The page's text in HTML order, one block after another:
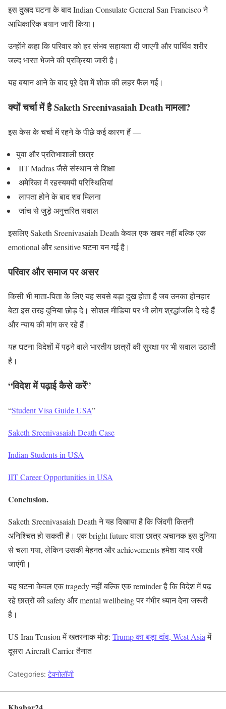
इस दुखद घटना के बाद Indian Consulate General San Francisco ने
आधिकारिक बयान जारी किया।
उन्होंने कहा कि परिवार को हर संभव सहायता दी जाएगी और पार्थिव शरीर
जल्द भारत भेजने की प्रक्रिया जारी है।
यह बयान आने के बाद पूरे देश में शोक की लहर फैल गई।
क्यों चर्चा में है Saketh Sreenivasaiah Death मामला?
इस केस के चर्चा में रहने के पीछे कई कारण हैं —
युवा और प्रतिभाशाली छात्र
IIT Madras जैसे संस्थान से शिक्षा
अमेरिका में रहस्यमयी परिस्थितियां
लापता होने के बाद शव मिलना
जांच से जुड़े अनुत्तरित सवाल
इसलिए Saketh Sreenivasaiah Death केवल एक खबर नहीं बल्कि एक
emotional और sensitive घटना बन गई है।
परिवार और समाज पर असर
किसी भी माता-पिता के लिए यह सबसे बड़ा दुख होता है जब उनका होनहार
बेटा इस तरह दुनिया छोड़ दे। सोशल मीडिया पर भी लोग श्रद्धांजलि दे रहे हैं
और न्याय की मांग कर रहे हैं।
यह घटना विदेशों में पढ़ने वाले भारतीय छात्रों की सुरक्षा पर भी सवाल उठाती
है।
“विदेश में पढ़ाई कैसे करें”
“Student Visa Guide USA”
Saketh Sreenivasaiah Death Case
Indian Students in USA
IIT Career Opportunities in USA
Conclusion.
Saketh Sreenivasaiah Death ने यह दिखाया है कि जिंदगी कितनी
अनिश्चित हो सकती है। एक bright future वाला छात्र अचानक इस दुनिया
से चला गया, लेकिन उसकी मेहनत और achievements हमेशा याद रखी
जाएंगी।
यह घटना केवल एक tragedy नहीं बल्कि एक reminder है कि विदेश में पढ़
रहे छात्रों की safety और mental wellbeing पर गंभीर ध्यान देना जरूरी
है।
US Iran Tension में खतरनाक मोड़: Trump का बड़ा दांव, West Asiaमें
दूसरा Aircraft Carrier तैनात
Categories: टेक्नोलॉजी